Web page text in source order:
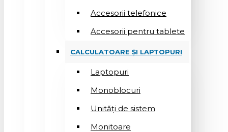
Accesorii telefonice
Accesorii pentru tablete
CALCULATOARE ȘI LAPTOPURI
Laptopuri
Monoblocuri
Unități de sistem
Monitoare